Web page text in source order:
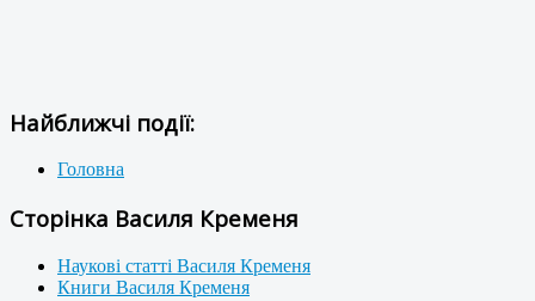
Найближчі події:
Головна
Сторінка Василя Кременя
Наукові статті Василя Кременя
Книги Василя Кременя